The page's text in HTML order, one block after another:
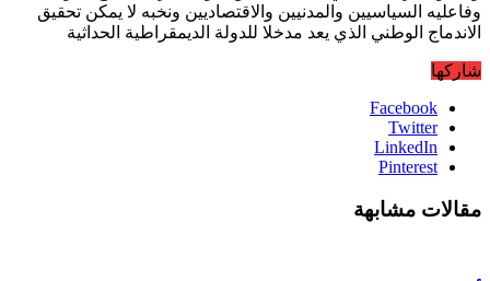
وفاعليه السياسيين والمدنيين والاقتصاديين ونخبه لا يمكن تحقيق
الاندماج الوطني الذي يعد مدخلا للدولة الديمقراطية الحداثية
شاركها
Facebook
Twitter
LinkedIn
Pinterest
مقالات مشابهة